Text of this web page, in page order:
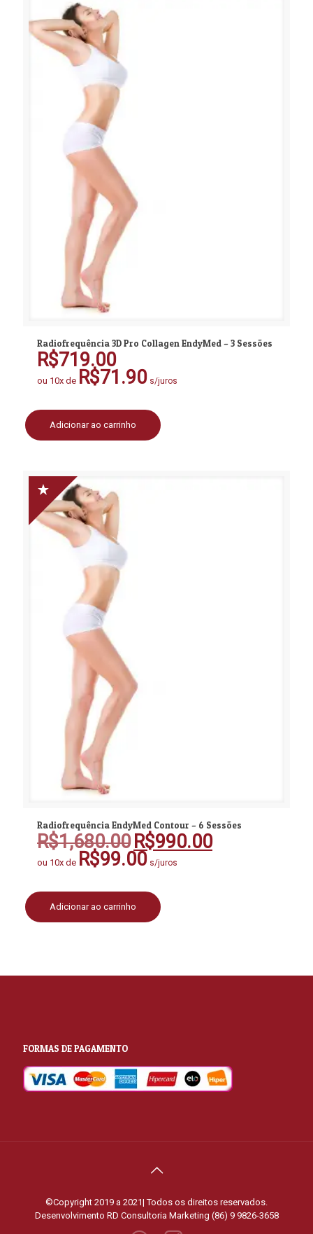
Radiofrequência 3D Pro Collagen EndyMed – 3 Sessões
R$719.00
ou 10x de R$71.90 s/juros
Adicionar ao carrinho
Radiofrequência EndyMed Contour – 6 Sessões
R$1,680.00 O
preço
original
R$1,680.00.
R$990.00O
preço
ou 10x de R$99.00 s/juros
Adicionar ao carrinho
FORMAS DE PAGAMENTO
©Copyright 2019 a 2021| Todos os direitos reservados.
Desenvolvimento RD Consultoria Marketing (86) 9 9826-3658